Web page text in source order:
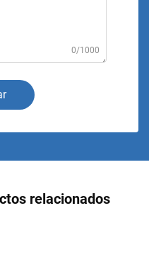
0/1000
relacionados